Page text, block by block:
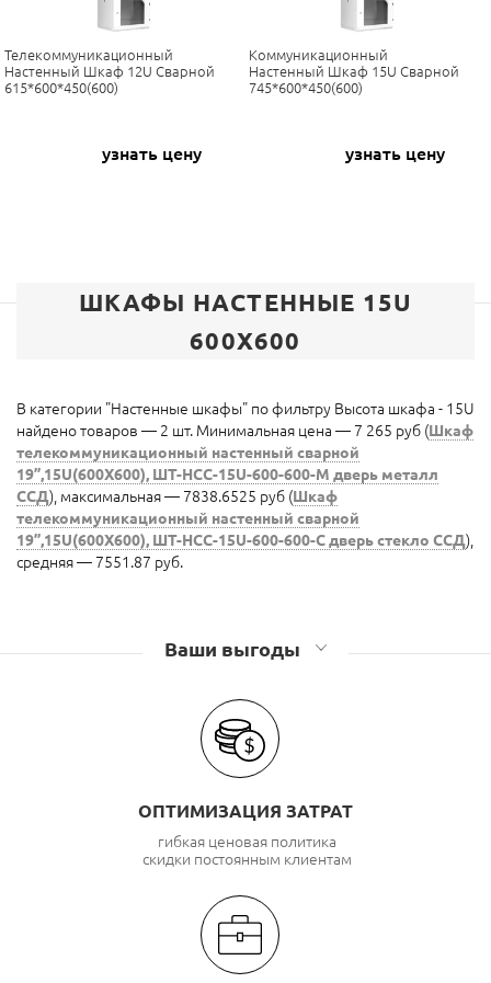
Телекоммуникационный
Настенный Шкаф 12U Сварной
615*600*450(600)
узнать цену
Коммуникационный
Настенный Шкаф 15U Сварной
745*600*450(600)
узнать цену
ШКАФЫ НАСТЕННЫЕ 15U
600X600
В категории "Настенные шкафы" по фильтру Высота шкафа - 15U
найдено товаров — 2 шт. Минимальная цена — 7 265 руб (Шкаф
телекоммуникационный настенный сварной
19”,15U(600X600), ШТ-НСС-15U-600-600-М дверь металл
ССД), максимальная — 7838.6525 руб (Шкаф
телекоммуникационный настенный сварной
19”,15U(600X600), ШТ-НСС-15U-600-600-С дверь стекло ССД),
средняя — 7551.87 руб.
Ваши выгоды
ОПТИМИЗАЦИЯ ЗАТРАТ
гибкая ценовая политика
скидки постоянным клиентам